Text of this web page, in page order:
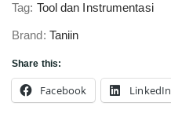
Tag: Tool dan Instrumentasi
Brand: Taniin
Share this:
Facebook LinkedIn